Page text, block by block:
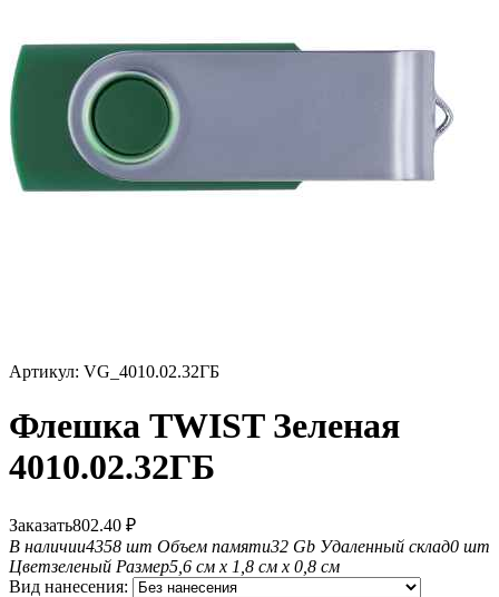
Артикул: VG_4010.02.32ГБ
Флешка TWIST Зеленая
4010.02.32ГБ
Заказать802.40 ₽
В наличии4358 шт Объем памяти32 Gb Удаленный склад0 шт
Цветзеленый Размер5,6 см х 1,8 см х 0,8 см
Вид нанесения: